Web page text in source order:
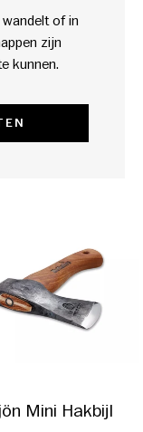
of in
zijn
kunnen.
Mini Hakbijl